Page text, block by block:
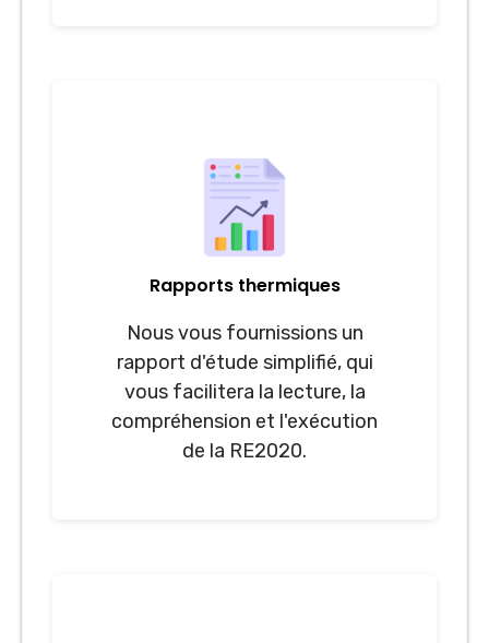
Rapports thermiques
Nous vous fournissions un
rapport d'étude simplifié, qui
vous facilitera la lecture, la
compréhension et l'exécution
de la RE2020.